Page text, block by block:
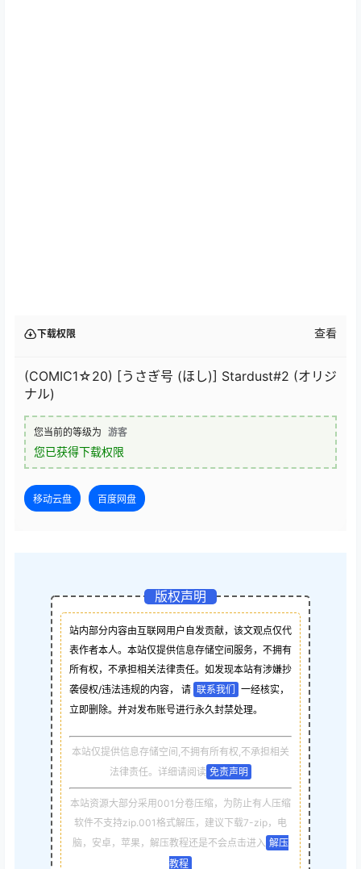
下载权限 查看
(COMIC1☆20) [うさぎ号 (ほし)] Stardust#2 (オリジ
ナル)
您当前的等级为 游客
您已获得下载权限
移动云盘 百度网盘
版权声明
站内部分内容由互联网用户自发贡献，该文观点仅代
表作者本人。本站仅提供信息存储空间服务，不拥有
所有权，不承担相关法律责任。如发现本站有涉嫌抄
袭侵权/违法违规的内容， 请 联系我们
一经核实，
立即删除。并对发布账号进行永久封禁处理。
本站仅提供信息存储空间,不拥有所有权,不承担相关
法律责任。详细请阅读 免责声明
本站资源大部分采用001分卷压缩，为防止有人压缩
软件不支持zip.001格式解压，建议下载7-zip，电
脑，安卓，苹果，解压教程还是不会点击进入 解压
教程